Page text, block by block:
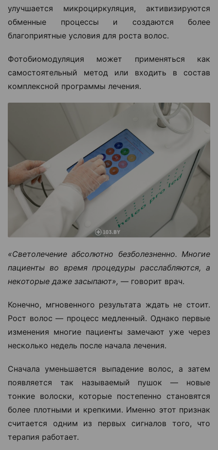
улучшается микроциркуляция, активизируются
обменные процессы и создаются более
благоприятные условия для роста волос.
Фотобиомодуляция может применяться как
самостоятельный метод или входить в состав
комплексной программы лечения.
«Светолечение абсолютно безболезненно. Многие
пациенты во время процедуры расслабляются, а
некоторые даже засыпают», — говорит врач.
Конечно, мгновенного результата ждать не стоит.
Рост волос — процесс медленный. Однако первые
изменения многие пациенты замечают уже через
несколько недель после начала лечения.
Сначала уменьшается выпадение волос, а затем
появляется так называемый пушок — новые
тонкие волоски, которые постепенно становятся
более плотными и крепкими. Именно этот признак
считается одним из первых сигналов того, что
терапия работает.